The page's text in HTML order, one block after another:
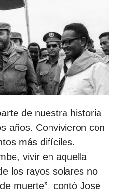
de nuestra historia
años. Convivieron con
más difíciles.
vivir en aquella
los rayos solares no
muerte”, contó José